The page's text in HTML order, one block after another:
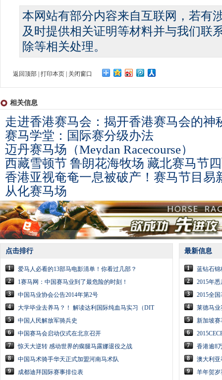
本网站有部分内容来自互联网，若有
及时提供相关证明等材料并与我们联
除等相关处理。
返回顶部 打印本页 关闭窗口
相关信息
走进香港赛马会：揭开香港赛马会的神
赛马学堂：国际赛分级办法
迈丹赛马场（Meydan Racecourse）
西藏雪顿节 鲁朗花海牧场 藏北赛马节
香港亚视奄奄一息被破产！赛马节目易
从化赛马场
点击排行
1
爱马人必看的13部马电影清单！你看过几部？
2
1赛马网：中国赛马业到了最危险的时刻！
3
中国马业协会公告2014年第2号
4
大学毕业去养马？！ 解读达利国际纯血马实习（DIT
5
中国人民解放军骑兵史
6
中国赛马会启动仪式在北京召开
7
惊天大逆转 感动世界的瘸腿马露娜退役之战
8
中国马术骑手华天正式加盟河南马术队
9
成都迪拜国际赛事排位表
最新信息
1
蓝钻石锦
2
2015年
3
2015全
4
莱德马业
5
新加坡赛
6
7
香港逾8
8
澳大利亚
9
羊年贺岁